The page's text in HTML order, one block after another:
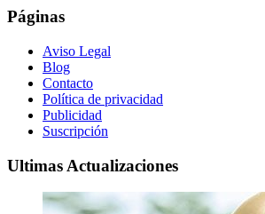
Páginas
Aviso Legal
Blog
Contacto
Política de privacidad
Publicidad
Suscripción
Ultimas Actualizaciones